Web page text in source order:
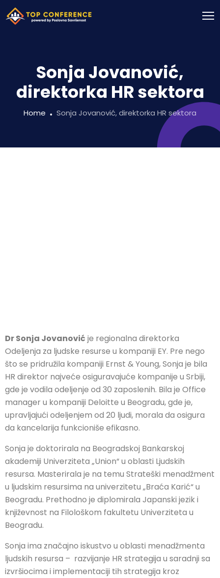
Sonja Jovanović,
direktorka HR sektora
Home Sonja Jovanović, direktorka HR sektora
Dr Sonja Jovanović je regionalna direktorka
Odeljenja za ljudske resurse u kompaniji EY. Pre nego
što se pridružila kompaniji Ernst & Young, Sonja je bila
HR direktor najveće osiguravajuće kompanije u Srbiji,
gde je vodila odeljenje od 30 zaposlenih. Bila je Office
manager u kompaniji Deloitte u Beogradu, gde je,
upravljajući odeljenjem od 20 ljudi, morala da osigura
da kancelarija funkcioniše efikasno.
Sonja je doktorirala na Beogradskoj Bankarskoj
akademiji Univerziteta „Union“ u oblasti Ljudskih
resursa. Masterirala je na temu Strateški menadžment
u ljudskim resursima na univerzitetu „Braća Karić“ u
Beogradu. Prethodno je diplomirala Japanski jezik i
književnost na Filološkom fakultetu Univerziteta u
Beogradu.
Sonja ima značajno iskustvo u oblasti menadžmenta
ljudskih resursa – razvijanje HR strategija u saradnji sa
izvršiocima i implementaciji tih strategija kroz